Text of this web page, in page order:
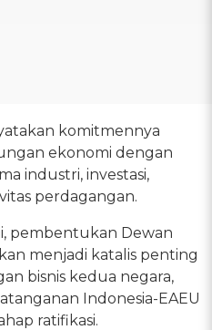
komitmennya
ekonomi dengan
industri, investasi,
perdagangan.
pembentukan Dewan
menjadi katalis penting
bisnis kedua negara,
Indonesia-EAEU
ratifikasi.